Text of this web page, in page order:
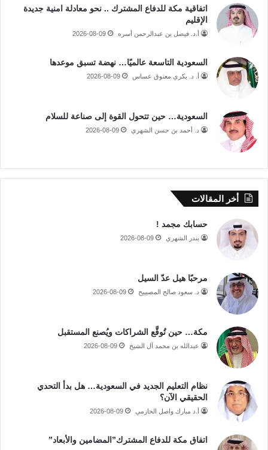
اتفاقية مكة للدفاع المشترك .. نحو معادلة امنية جديدة
الإقليم
أ.د. فيصل بن عبدالرحمن أسره 2026-08-09
السعودية التاسعة عالميًا… نهضة تسبق موعدها
أ. د. بكري معتوق عساس 2026-08-09
السعودية… حين تتحول القوة إلى صناعة للسلام
د. أحمد بن حسن الشهري 2026-08-09
أخر المقالات
حسابك مجمد !
بندر الشهري 2026-08-09
مرحبًا هيل عدّ السيل
د. سعود صالح المصيبيح 2026-08-09
مكة… حين تُوقَّع الشراكات ويُصنع المستقبل
عبدالله بن محمد آل الشيخ 2026-08-09
نظام التعليم الجديد في السعودية… هل بدأ التحدي
الحقيقي الآن؟
أ.د مبارك واصل الحازمي 2026-08-09
اتفاق مكة للدفاع المشترك”المضامين والأبعاد”